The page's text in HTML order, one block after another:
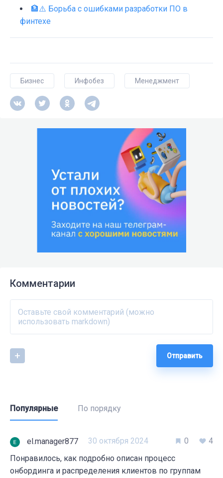
🏦⚠️ Борьба с ошибками разработки ПО в
финтехе
Бизнес Инфобез Менеджмент
Комментарии
Отправить
Популярные По порядку
el.manager877 30 октября 2024 0
4
Понравилось, как подробно описан процесс
онбординга и распределения клиентов по группам